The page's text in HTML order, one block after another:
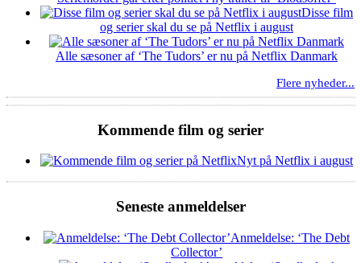
Disse film
og serier skal du se på Netflix i august
Alle sæsoner af ‘The Tudors’ er nu på Netflix Danmark
Flere nyheder...
Kommende film og serier
Nyt på Netflix i august
Seneste anmeldelser
Anmeldelse: ‘The Debt
Collector’